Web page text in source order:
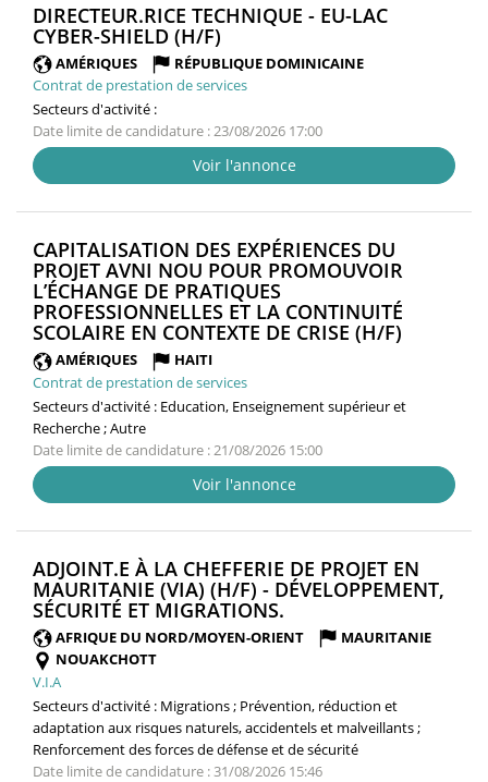
DIRECTEUR.RICE TECHNIQUE - EU-LAC
CYBER-SHIELD (H/F) (NOUVELLE
FENÊTRE)
AMÉRIQUES
RÉPUBLIQUE DOMINICAINE
Contrat de prestation de services
Secteurs d'activité :
Date limite de candidature : 23/08/2026 17:00
Voir l'annonce
CAPITALISATION DES EXPÉRIENCES DU
PROJET AVNI NOU POUR PROMOUVOIR
L’ÉCHANGE DE PRATIQUES
PROFESSIONNELLES ET LA CONTINUITÉ
SCOLAIRE EN CONTEXTE DE CRISE (H/F)
AMÉRIQUES
HAITI
Contrat de prestation de services
Secteurs d'activité : Education, Enseignement supérieur et
Recherche ; Autre
Date limite de candidature : 21/08/2026 15:00
Voir l'annonce
ADJOINT.E À LA CHEFFERIE DE PROJET EN
MAURITANIE (VIA) (H/F) - DÉVELOPPEMENT,
SÉCURITÉ ET MIGRATIONS.
FENÊTRE)
AFRIQUE DU NORD/MOYEN-ORIENT
MAURITANIE
NOUAKCHOTT
V.I.A
Secteurs d'activité : Migrations ; Prévention, réduction et
adaptation aux risques naturels, accidentels et malveillants ;
Renforcement des forces de défense et de sécurité
Date limite de candidature : 31/08/2026 15:46